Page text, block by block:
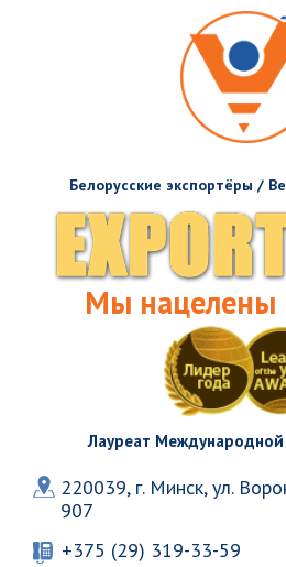
Белорусские экспортёры /
Мы нацелены
Лауреат
220039, г. Минск, ул.
907
+375 (29) 319-33-59